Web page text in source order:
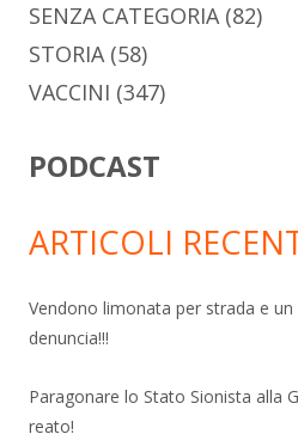
SENZA CATEGORIA(82)
STORIA(58)
VACCINI (347)
PODCAST
ARTICOLI
Vendono limonata per strada e
denuncia!!!
Paragonare lo Stato Sionista alla
reato!